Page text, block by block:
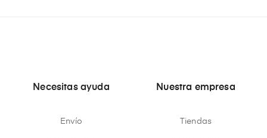
Necesitas ayuda
Envío
Nuestra empresa
Tiendas